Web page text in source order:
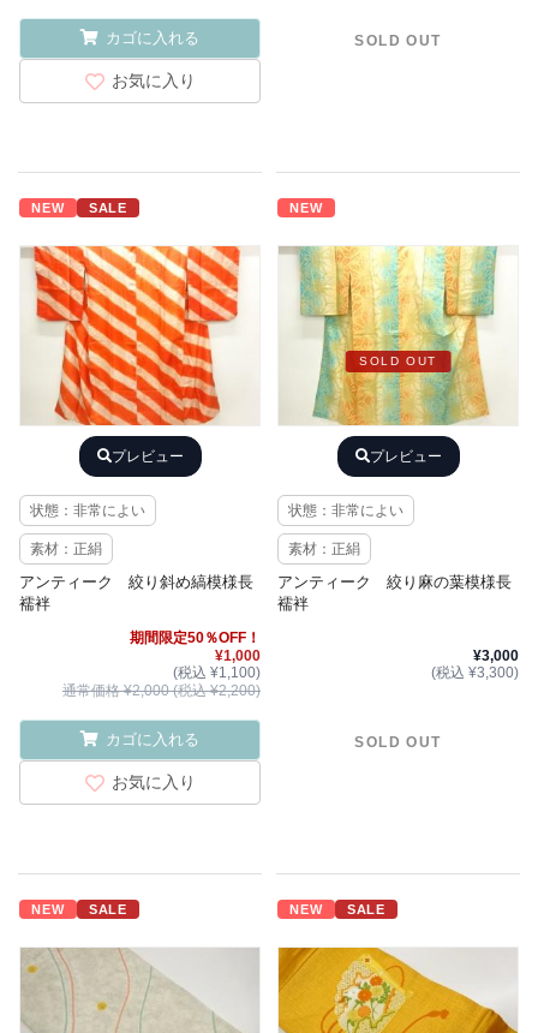
カゴに入れる
お気に入り
SOLD OUT
NEW SALE
プレビュー
状態：非常によい
素材：正絹
アンティーク 絞り斜め縞模様長
襦袢
期間限定50％OFF！
¥1,000
(税込 ¥1,100)
通常価格 ¥2,000 (税込 ¥2,200)
カゴに入れる
お気に入り
NEW
SOLD OUT
プレビュー
状態：非常によい
素材：正絹
アンティーク 絞り麻の葉模様長
襦袢
¥3,000
(税込 ¥3,300)
SOLD OUT
NEW SALE NEW SALE